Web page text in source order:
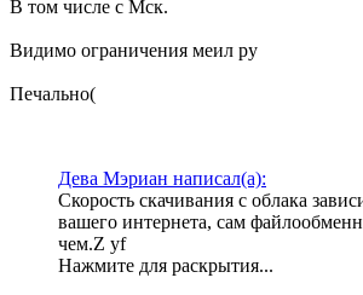
В том числе с Мск.
Видимо ограничения меил ру
Печально(
Дева Мэриан написал(а):
Скорость скачивания с облака
вашего интернета, сам
чем.Z yf
Нажмите для раскрытия...